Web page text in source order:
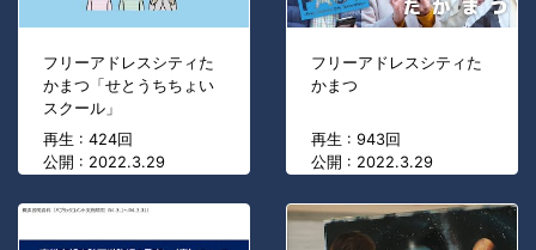
フリーアドレスシティた
かまつ「せとうちちょい
スクール」
再生 : 424回
公開 : 2022.3.29
フリーアドレスシティた
かまつ
再生 : 943回
公開 : 2022.3.29